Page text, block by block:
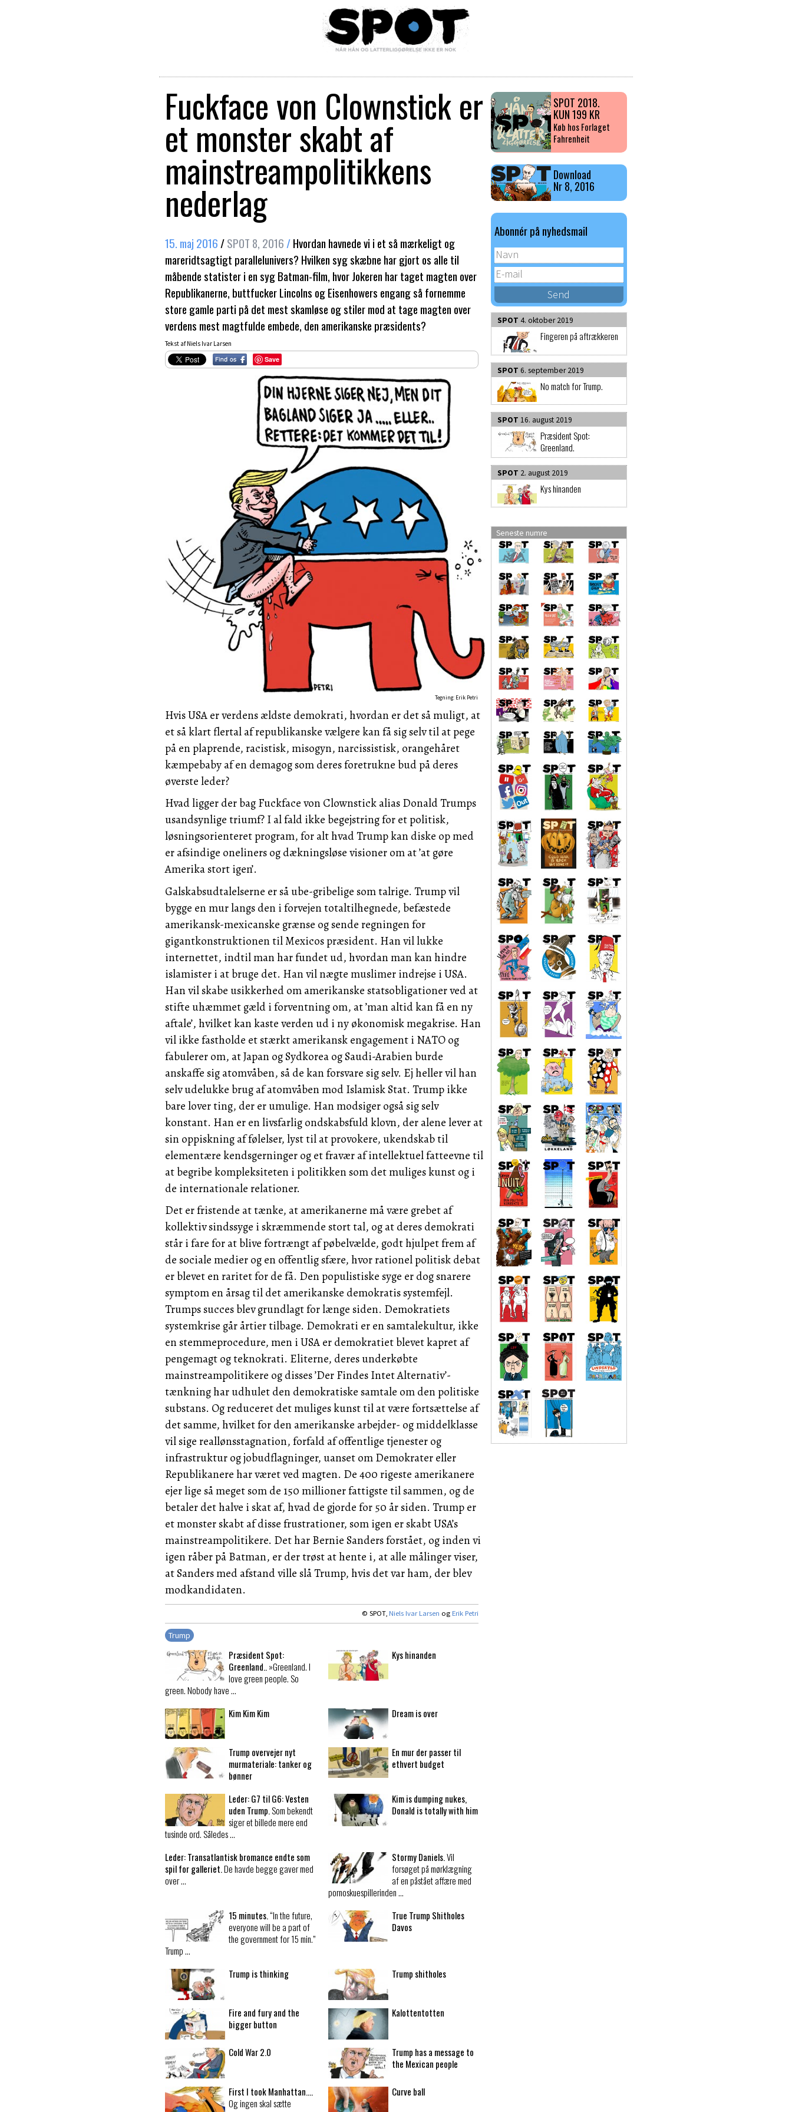
Fuckface von Clownstick er
et monster skabt af
mainstream­politikkens
nederlag
15. maj 2016 /SPOT 8, 2016 /Hvordan havnede vi i et så mærkeligt og
mareridtsagtigt parallelunivers? Hvilken syg skæbne har gjort os alle til
måbende statister i en syg Batman-film, hvor Jokeren har taget magten over
Republikanerne, buttfucker Lincolns og Eisenhowers engang så fornemme
store gamle parti på det mest skamløse og stiler mod at tage magten over
verdens mest magtfulde embede, den amerikanske præsidents?
Tekst af Niels Ivar Larsen
Save
Tegning: Erik Petri
HvisUSAer verdens ældste demokrati, hvordan er det så muligt, at
et så klart flertal af republikanske vælgere kan få sig selv til at pege
på en plaprende, racistisk, misogyn, narcissistisk, orangehåret
kæmpebaby af en demagog som deres foretrukne bud på deres
øverste leder?
Hvadligger der bagFuckfacevon ClownstickaliasDonaldTrumps
usandsynlige triumf? I al fald ikke begejstring for et politisk,
løsningsorienteret program, for alt hvadTrumpkan diske op med
er afsindige oneliners og dækningsløse visioner om at ’at gøre
Amerikastort igen’.
Galskabsudtalelserne er så ube-gribelige som talrige.Trumpvil
bygge en mur langs den i forvejen totaltilhegnede, befæstede
amerikansk-mexicanske grænse og sende regningen for
gigantkonstruktionen tilMexicospræsident. Hanvil lukke
internettet, indtil man har fundet ud, hvordan man kan hindre
islamister i at bruge det. Hanvil nægte muslimer indrejse iUSA.
Hanvil skabe usikkerhed om amerikanske statsobligationer ved at
stifte uhæmmet gæld i forventning om, at ’man altid kan få en ny
aftale’, hvilket kan kaste verden ud i ny økonomisk megakrise. Han
vil ikke fastholde et stærkt amerikansk engagement i NATOog
fabulerer om, atJapan ogSydkoreaogSaudi-Arabien burde
anskaffe sig atomvåben, så de kan forsvare sig selv. Ejheller vil han
selv udelukke brug af atomvåben modIslamiskStat. Trumpikke
bare lover ting, der er umulige. Hanmodsiger også sig selv
konstant. Han er en livsfarlig ondskabsfuld klovn, der alene lever at
sin oppiskning af følelser, lyst til at provokere, ukendskab til
elementære kendsgerninger og et fravær af intellektuel fatteevne til
at begribe kompleksiteten i politikken som det muliges kunst og i
de internationale relationer.
Deter fristende at tænke, at amerikanerne må være grebet af
kollektiv sindssyge i skræmmende stort tal, og at deres demokrati
står i fare for at blive fortrængt af pøbelvælde, godt hjulpet frem af
de sociale medier og en offentlig sfære, hvor rationel politisk debat
er blevet en raritet for de få. Den populistiske syge er dog snarere
symptom en årsag til det amerikanske demokratis systemfejl.
Trumpssucces blev grundlagt for længe siden. Demokratiets
systemkrise går årtier tilbage. Demokrati er en samtalekultur, ikke
en stemmeprocedure, men iUSAer demokratiet blevet kapret af
pengemagt og teknokrati. Eliterne, deres underkøbte
mainstreampolitikere og disses ’DerFindesIntetAlternativ’-
tænkning har udhulet den demokratiske samtale om den politiske
substans. Ogreduceret det muliges kunst til at være fortsættelse af
det samme, hvilket for den amerikanske arbejder- og middelklasse
vil sige reallønsstagnation, forfald af offentlige tjenester og
infrastruktur og jobudflagninger, uanset omDemokratereller
Republikanerehar været ved magten. De400 rigeste amerikanere
ejer lige så meget som de 150 millioner fattigste til sammen, og de
betaler det halve i skat af, hvad de gjorde for 50 år siden.Trumper
et monster skabt af disse frustrationer, som igen er skabtUSA’s
mainstreampolitikere. DetharBernie Sandersforstået, og inden vi
igen råber påBatman, er der trøst at hente i, at alle målinger viser,
atSandersmed afstand ville slåTrump,hvis det var ham, der blev
modkandidaten.
© SPOT, Niels Ivar Larsen og Erik Petri
Trump
Præsident Spot:
Greenland..»Greenland. I
love green people. So
green. Nobody have …
Kys hinanden
Kim Kim Kim Dream is over
Trump overvejer nyt
murmateriale: tanker og
bønner
En mur der passer til
ethvert budget
Leder:G7 til G6: Vesten
uden Trump.Som bekendt
siger et billede mere end
tusinde ord. Således …
Kim is dumping nukes,
Donald is totally with him
Leder:Transatlantisk bromance endte som
spil for galleriet.De havde begge gaver med
over …
Stormy Daniels.Vil
forsøget på mørklægning
af en påstået affære med
pornoskuespillerinden …
15 minutes.“In the future,
everyone will be a part of
the government for 15 min.”
Trump …
True Trump Shitholes
Davos
Trump is thinking Trump shitholes
Fire and fury and the
bigger button
Kalottentotten
Cold War 2.0
Trump has a message to
the Mexican people
First I took Manhattan….
Og ingen skal sætte
Curve ball
SPOT 2018.
KUN 199 KR
Køb hos Forlaget
Fahrenheit
Download
Nr 8, 2016
Abonnér på nyhedsmail
SPOT 4. oktober 2019
Fingeren på aftrækkeren
SPOT 6. september 2019
No match for Trump.
SPOT 16. august 2019
Præsident Spot:
Greenland.
SPOT 2. august 2019
Kys hinanden
Seneste numre